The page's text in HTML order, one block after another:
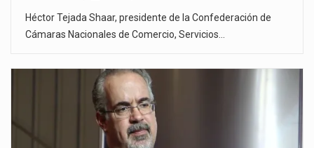
Héctor Tejada Shaar, presidente de la Confederación de
Cámaras Nacionales de Comercio, Servicios…